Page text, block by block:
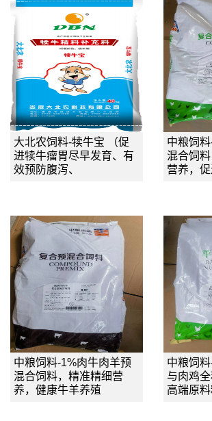
大北农饲料-犊牛宝 （促
进犊牛瘤胃尽早发育、有
效预防腹泻、
中粮饲
混合饲
营养，
中粮饲料-1%肉牛肉羊预
混合饲料，精准精细营
养，健康牛羊养殖
中粮饲
与肉鸡全
高端原